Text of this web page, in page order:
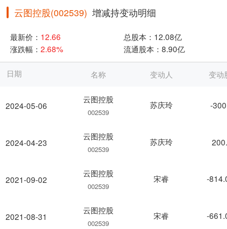
云图控股(002539) 增减持变动明细
最新价： 12.66 总股本： 12.08亿
涨跌幅： 2.68% 流通股本： 8.90亿
日期
2024-05-06
2024-04-23
2021-09-02
2021-08-31
名称 变动人 变动
云图控股
002539
苏庆玲 -
云图控股
002539
苏庆玲
云图控股
002539
宋睿 -
云图控股
002539
宋睿 -